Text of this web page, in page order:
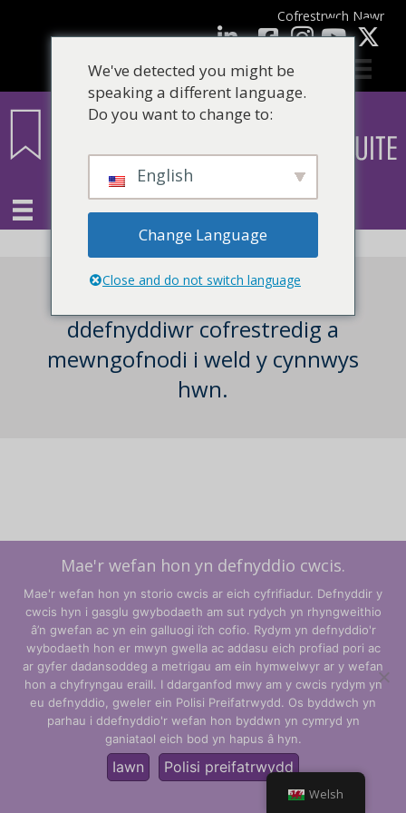
Cofrestrwch Nawr
LinkedInfacebook YouTube
Mae angen i chi fod yn
ddefnyddiwr cofrestredig a
mewngofnodi i weld y cynnwys
hwn.
Telerau ac Amodau
Polisi Preifatrwydd
© CLARITY Learning Suite Global Inc. Cedwir pob hawl.
Welsh
We've detected you might be
speaking a different language.
Do you want to change to:
English
Change Language
Close and do not switch language
Mae'r wefan hon yn defnyddio cwcis.
Mae'r wefan hon yn storio cwcis ar eich cyfrifiadur. Defnyddir y
cwcis hyn i gasglu gwybodaeth am sut rydych yn rhyngweithio
â’n gwefan ac yn ein galluogi i’ch cofio. Rydym yn defnyddio'r
wybodaeth hon er mwyn gwella ac addasu eich profiad pori ac
ar gyfer dadansoddeg a metrigau am ein hymwelwyr ar y wefan
hon a chyfryngau eraill. I ddarganfod mwy am y cwcis rydym yn
eu defnyddio, gweler ein Polisi Preifatrwydd. Os byddwch yn
parhau i ddefnyddio'r wefan hon byddwn yn cymryd yn
ganiataol eich bod yn hapus â hyn.
Iawn Polisi preifatrwydd